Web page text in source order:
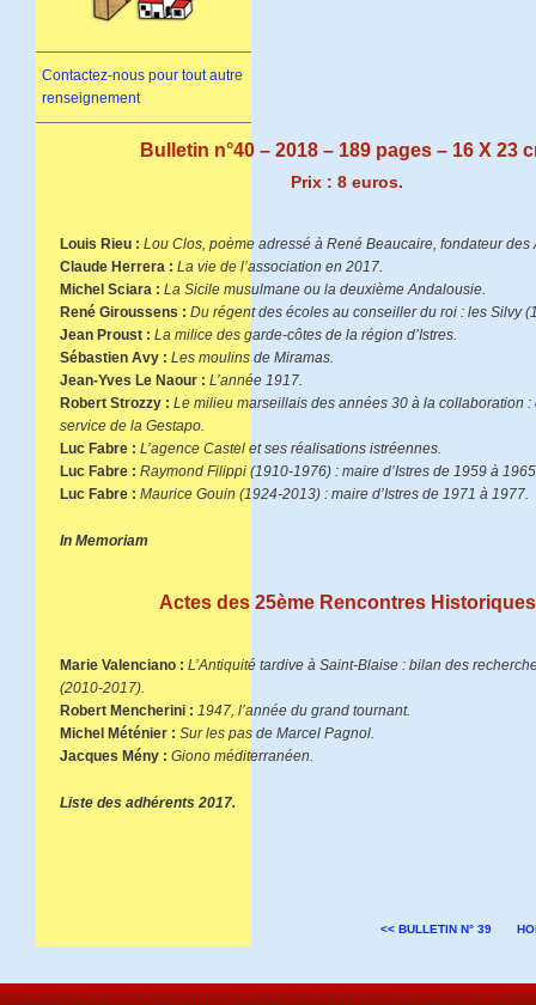
Contactez-nous pour tout autre
renseignement
Bulletin n°40 – 2018 – 189 pages – 16 X 23
Prix : 8 euros.
Louis Rieu : Lou Clos, poème adressé à René Beaucaire, fondateur des
Claude Herrera : La vie de l’association en 2017.
Michel Sciara : La Sicile musulmane ou la deuxième Andalousie.
René Giroussens : Du régent des écoles au conseiller du roi : les Silvy
Jean Proust : La milice des garde-côtes de la région d’Istres.
Sébastien Avy : Les moulins de Miramas.
Jean-Yves Le Naour : L’année 1917.
Robert Strozzy : Le milieu marseillais des années 30 à la collaboration :
service de la Gestapo.
Luc Fabre : L’agence Castel et ses réalisations istréennes.
Luc Fabre : Raymond Filippi (1910-1976) : maire d’Istres de 1959 à
Luc Fabre : Maurice Gouin (1924-2013) : maire d’Istres de 1971 à 1977.
In Memoriam
Actes des 25ème Rencontres Historiques
Marie Valenciano : L’Antiquité tardive à Saint-Blaise : bilan des
(2010-2017).
Robert Mencherini : 1947, l’année du grand tournant.
Michel Méténier : Sur les pas de Marcel Pagnol.
Jacques Mény : Giono méditerranéen.
Liste des adhérents 2017.
<< BULLETIN N° 39